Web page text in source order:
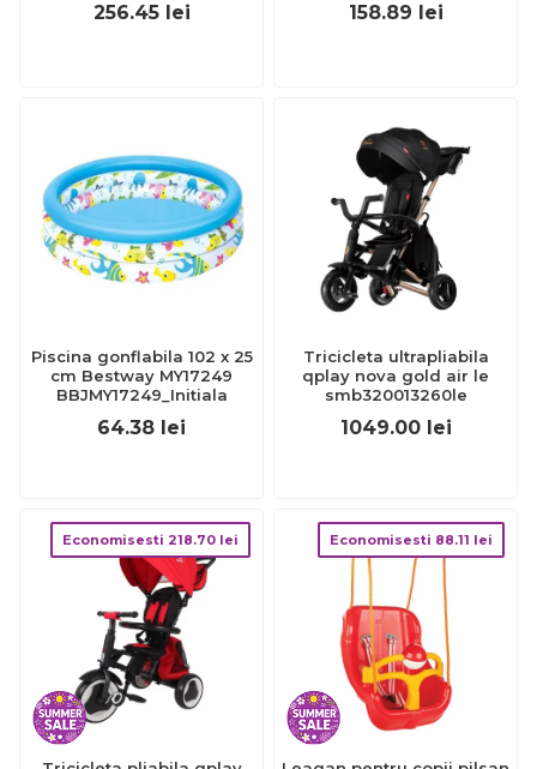
256.45 lei 158.89 lei
Piscina gonflabila 102 x 25
cm Bestway MY17249
BBJMY17249_Initiala
64.38 lei
Tricicleta ultrapliabila
qplay nova gold air le
smb320013260le
1049.00 lei
Economisesti 218.70 lei Economisesti 88.11 lei